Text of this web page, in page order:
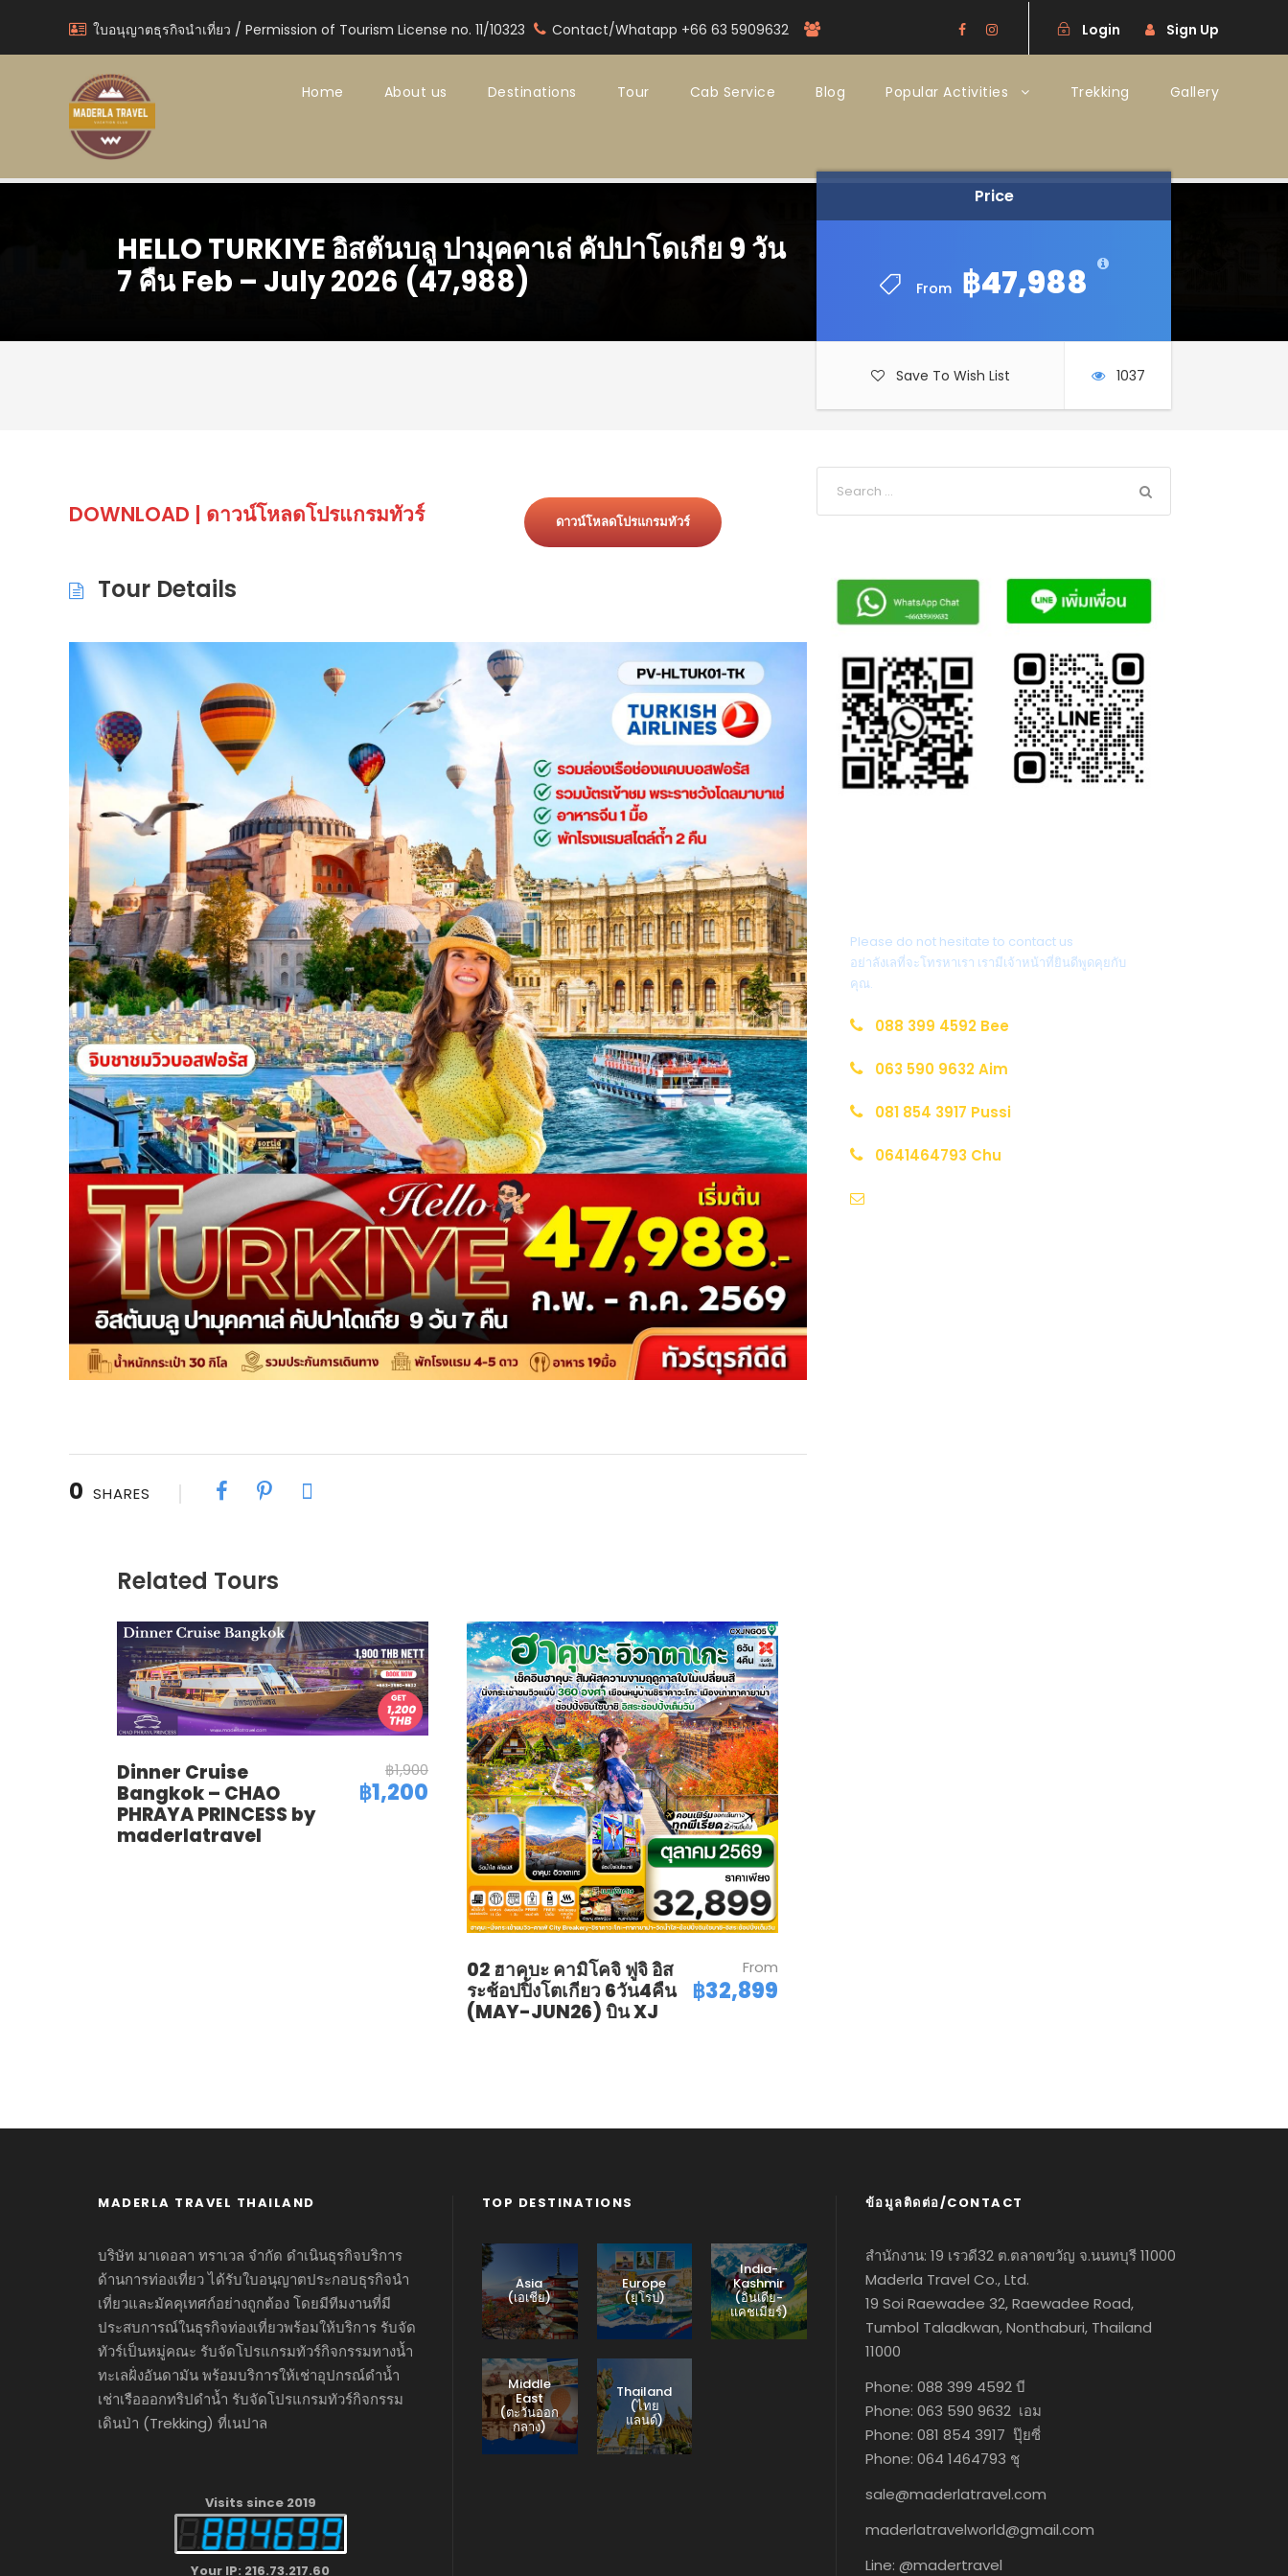
ใบอนุญาตธุรกิจนำเที่ยว / Permission of Tourism License no. 11/10323 Contact/Whatapp +66 63 5909632 Login Sign Up
Home About us Destinations Tour Cab Service Blog Popular Activities Trekking Gallery
HELLO TURKIYE อิสตันบลู ปามุคคาเล่ คัปปาโดเกีย 9 วัน
7 คืน Feb – July 2026 (47,988)
Price
From ฿47,988
Price
From ฿47,988
Save To Wish List 1037
Please do not hesitate to contact us
อย่าลังเลที่จะโทรหาเรา เรามีเจ้าหน้าที่ยินดีพูดคุยกับ
คุณ.
088 399 4592 Bee
063 590 9632 Aim
081 854 3917 Pussi
0641464793 Chu
DOWNLOAD TOUR ITINERA|
ดาวน์โหลดโปรแกรมทัวร์
Tour Details
0
Related Tours
Dinner Cruise
Bangkok – CHAO
PHRAYA PRINCESS by
฿1,900
฿1,200
02 ฮาคุบะ คามิโคจิ ฟูจิ อิส
ระช้อปปิ้งโตเกียว 6วัน4คืน
(MAY-JUN26) บิน XJ
From
฿32,899
บริษัท มาเดอลา ทราเวล จำกัด ดำเนินธุรกิจบริการ
ด้านการท่องเที่ยว ได้รับใบอนุญาตประกอบธุรกิจนำ
เที่ยวและมัคคุเทศก์อย่างถูกต้อง โดยมีทีมงานที่มี
ประสบการณ์ในธุรกิจท่องเที่ยวพร้อมให้บริการ รับจัด
ทัวร์เป็นหมู่คณะ รับจัดโปรแกรมทัวร์กิจกรรมทางน้ำ
ทะเลฝั่งอันดามัน พร้อมบริการให้เช่าอุปกรณ์ดำน้ำ
เช่าเรือออกทริปดำน้ำ รับจัดโปรแกรมทัวร์กิจกรรม
Visits since 2019
Asia
(เอเชีย)
Europe
(ยุโรป)
India-
Kashmir
(อินเดีย-
แคชเมียร์)
Middle
East
(ตะวันออก
กลาง)
Thailand
(ไทย
แลนด์)
สำนักงาน: 19 เรวดี32 ต.ตลาดขวัญ จ.นนทบุรี 11000
Maderla Travel Co., Ltd.
19 Soi Raewadee 32, Raewadee Road,
Tumbol Taladkwan, Nonthaburi, Thailand
Phone: 088 399 4592 บี
Phone: 063 590 9632 เอม
Phone: 081 854 3917 ปุ๊ยซี่